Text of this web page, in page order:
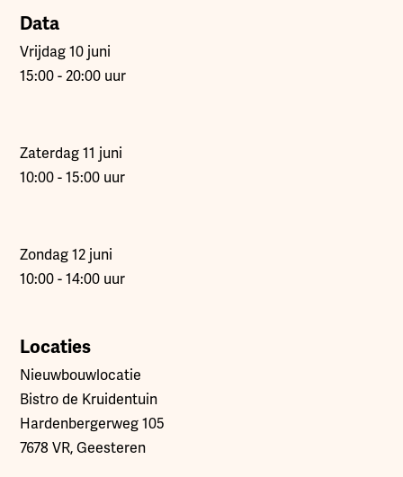
Data
Vrijdag 10 juni
15:00 - 20:00 uur
Zaterdag 11 juni
10:00 - 15:00 uur
Zondag 12 juni
10:00 - 14:00 uur
Locaties
Nieuwbouwlocatie
Bistro de Kruidentuin
Hardenbergerweg 105
7678 VR, Geesteren